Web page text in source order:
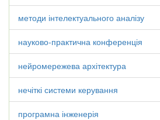
методи інтелектуального аналізу
науково-практична конференція
нейромережева архітектура
нечіткі системи керування
програмна інженерія